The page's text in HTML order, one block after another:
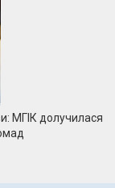
МГІК долучилася